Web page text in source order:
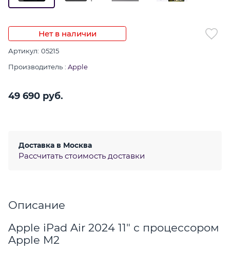
Нет в наличии
Артикул: 05215
Производитель : Apple
49 690 руб.
Доставка в Москва
Рассчитать стоимость доставки
Описание
Apple iPad Air 2024 11" с процессором
Apple M2